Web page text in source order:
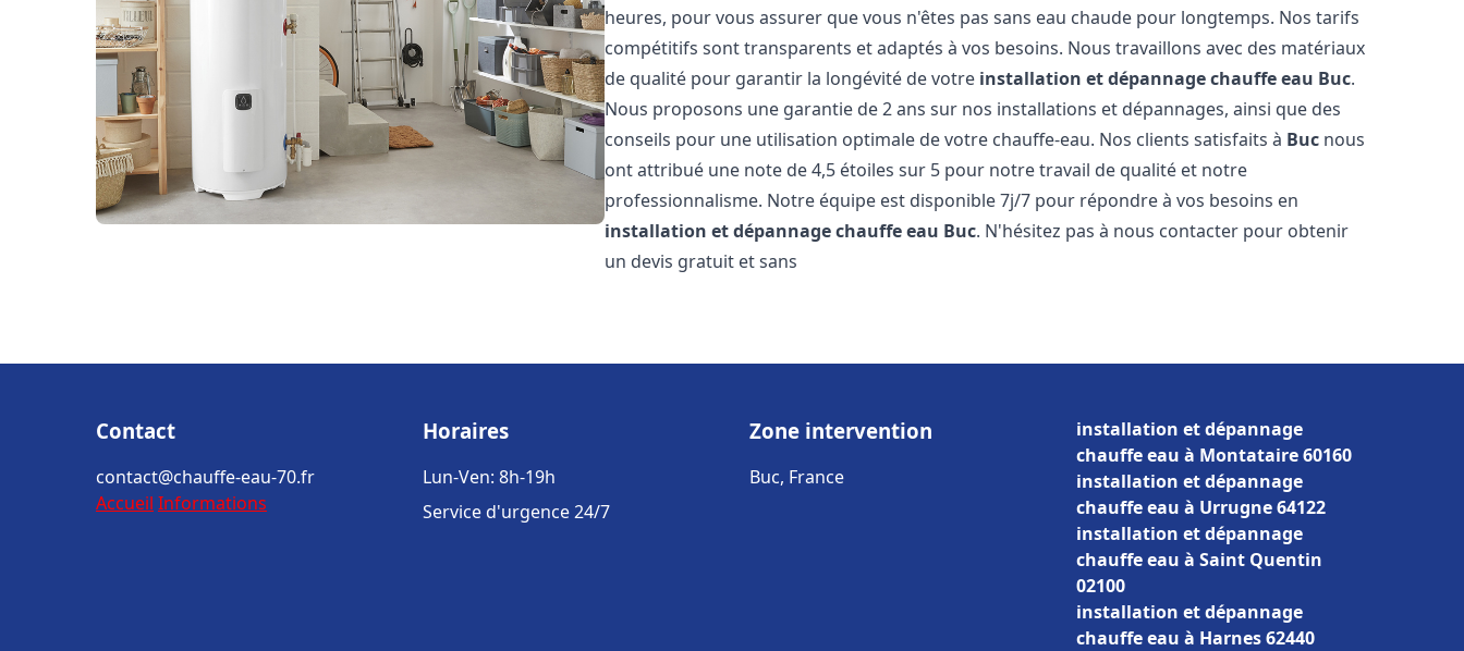
heures, pour vous assurer que vous n'êtes pas sans eau chaude pour longtemps. Nos tarifs
compétitifs sont transparents et adaptés à vos besoins. Nous travaillons avec des matériaux
de qualité pour garantir la longévité de votre installation et dépannage chauffe eau Buc.
Nous proposons une garantie de 2 ans sur nos installations et dépannages, ainsi que des
conseils pour une utilisation optimale de votre chauffe-eau. Nos clients satisfaits à Buc nous
ont attribué une note de 4,5 étoiles sur 5 pour notre travail de qualité et notre
professionnalisme. Notre équipe est disponible 7j/7 pour répondre à vos besoins en
installation et dépannage chauffe eau Buc. N'hésitez pas à nous contacter pour obtenir
un devis gratuit et sans
Contact
contact@chauffe-eau-70.fr
Accueil Informations
Horaires
Lun-Ven: 8h-19h
Service d'urgence 24/7
Zone intervention
Buc, France
installation et dépannage
chauffe eau à Montataire 60160
installation et dépannage
chauffe eau à Urrugne 64122
installation et dépannage
chauffe eau à Saint Quentin
02100
installation et dépannage
chauffe eau à Harnes 62440